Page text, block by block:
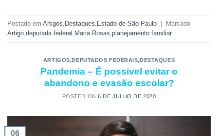
Postado em Artigos, Destaques, Estado de São Paulo
Marcado
Artigo,deputada federal , Maria Rosas,planejamento familiar
ARTIGOS,DEPUTADOS FEDERAIS,DESTAQUES
Pandemia – É possível evitar o
abandono e evasão escolar?
POSTED ON6 DE JULHO DE 2020
06